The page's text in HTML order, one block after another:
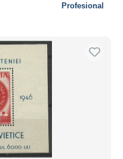
Profesional